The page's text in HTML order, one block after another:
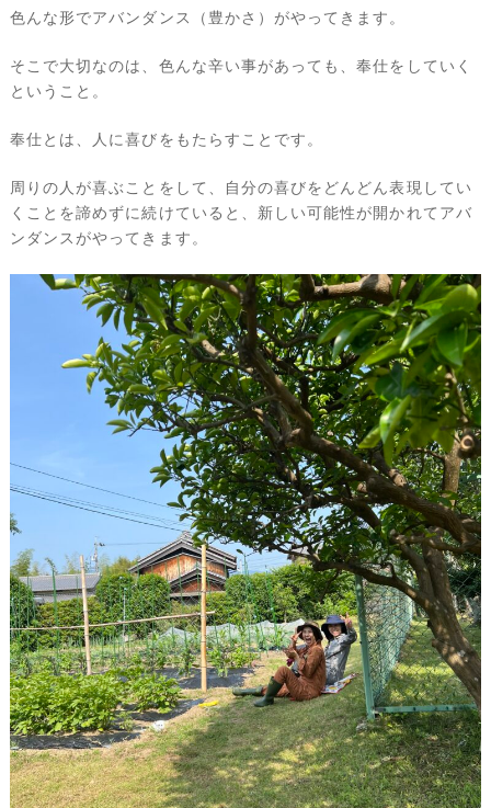
色んな形でアバンダンス（豊かさ）がやってきます。
そこで大切なのは、色んな辛い事があっても、奉仕をしていく
ということ。
奉仕とは、人に喜びをもたらすことです。
周りの人が喜ぶことをして、自分の喜びをどんどん表現してい
くことを諦めずに続けていると、新しい可能性が開かれてアバ
ンダンスがやってきます。